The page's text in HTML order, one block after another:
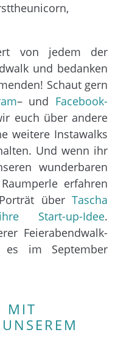
von jedem der
und bedanken
Schaut gern
– und Facebook-
euch über andere
weitere Instawalks
Und wenn ihr
wunderbaren
erfahren
überTascha
Start-up-Idee.
Feierabendwalk-
es im September
MIT